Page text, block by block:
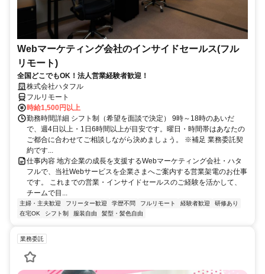
Webマーケティング会社のインサイドセールス(フル
リモート)
全国どこでもOK！法人営業経験者歓迎！
株式会社ハタフル
フルリモート
時給1,500円以上
勤務時間詳細 シフト制（希望を面談で決定） 9時～18時のあいだ
で、週4日以上・1日6時間以上が目安です。曜日・時間帯はあなたの
ご都合に合わせてご相談しながら決めましょう。 ※補足 業務委託契
約です...
仕事内容 地方企業の成長を支援するWebマーケティング会社・ハタ
フルで、当社Webサービスを企業さまへご案内する営業架電のお仕事
です。 これまでの営業・インサイドセールスのご経験を活かして、
チームで目...
主婦・主夫歓迎 フリーター歓迎 学歴不問 フルリモート 経験者歓迎
研修あり
在宅OK
シフト制 服装自由 髪型・髪色自由
業務委託